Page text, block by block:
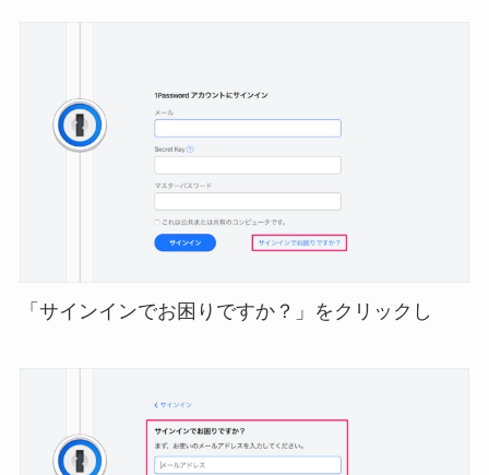
「サインインでお困りですか？」をクリックし